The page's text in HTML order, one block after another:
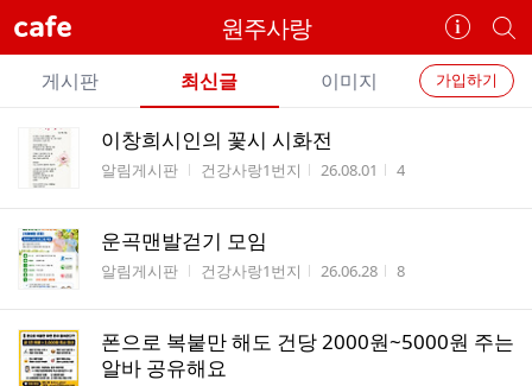
cafe 원주사랑
카
페
정
보
개
별
카
페
메
뉴
가입하기
게시판 최신글 이미지
리
이창희시인의 꽃시 시화전
게시판명
알림게시판 작성자
건강사랑1번지 작성시간
26.08.01 조회수
4
운곡맨발걷기 모임
게시판명
알림게시판 작성자
건강사랑1번지 작성시간
26.06.28 조회수
8
폰으로 복붙만 해도 건당 2000원~5000원 주는
알바 공유해요